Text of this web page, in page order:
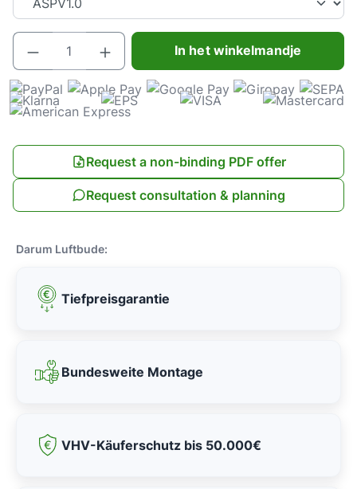
Producthoeveelheid: Voer de gewenste
In het winkelmandje
Request a non-binding PDF offer
Request consultation & planning
Darum Luftbude:
Tiefpreisgarantie
Bundesweite Montage
VHV-Käuferschutz bis 50.000€